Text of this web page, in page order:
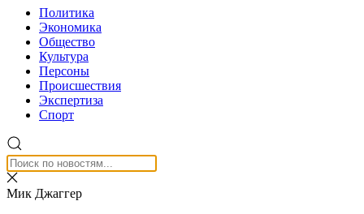
Политика
Экономика
Общество
Культура
Персоны
Происшествия
Экспертиза
Спорт
Мик Джаггер